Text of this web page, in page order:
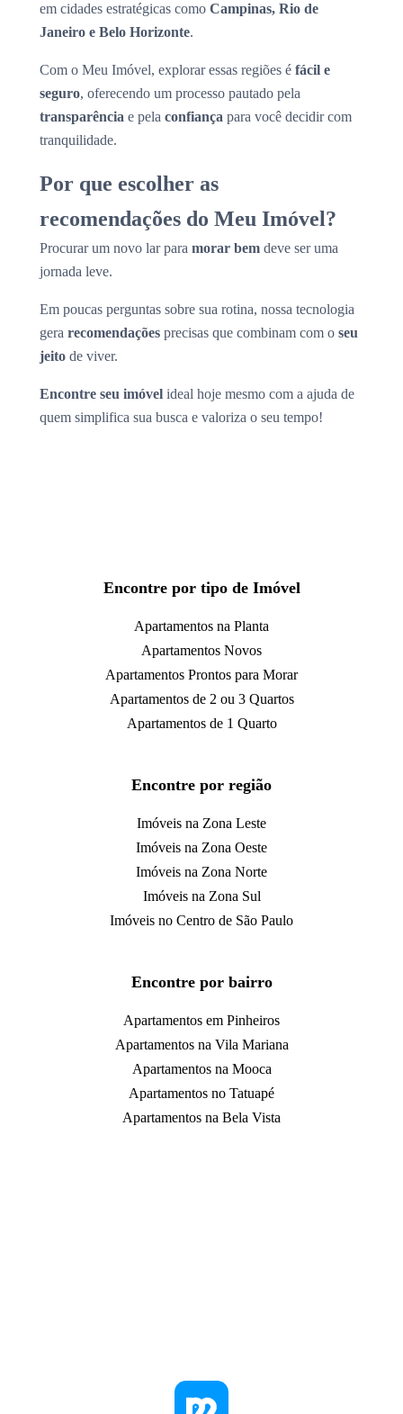
em cidades estratégicas como Campinas, Rio de
Janeiro e Belo Horizonte.
Com o Meu Imóvel, explorar essas regiões é fácil e
seguro, oferecendo um processo pautado pela
transparência e pela confiança para você decidir com
tranquilidade.
Por que escolher as
recomendações do Meu Imóvel?
Procurar um novo lar para morar bem deve ser uma
jornada leve.
Em poucas perguntas sobre sua rotina, nossa tecnologia
gera recomendações precisas que combinam com o seu
jeito de viver.
Encontre seu imóvel ideal hoje mesmo com a ajuda de
quem simplifica sua busca e valoriza o seu tempo!
Encontre por tipo de Imóvel
Apartamentos na Planta
Apartamentos Novos
Apartamentos Prontos para Morar
Apartamentos de 2 ou 3 Quartos
Apartamentos de 1 Quarto
Encontre por região
Imóveis na Zona Leste
Imóveis na Zona Oeste
Imóveis na Zona Norte
Imóveis na Zona Sul
Imóveis no Centro de São Paulo
Encontre por bairro
Apartamentos em Pinheiros
Apartamentos na Vila Mariana
Apartamentos na Mooca
Apartamentos no Tatuapé
Apartamentos na Bela Vista